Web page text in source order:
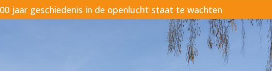
jaar geschiedenis in de openlucht staat te wachten